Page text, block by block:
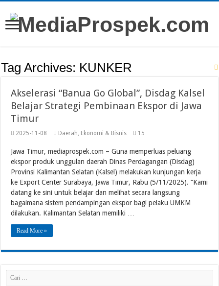
Tag Archives: KUNKER
Akselerasi “Banua Go Global”, Disdag Kalsel
Belajar Strategi Pembinaan Ekspor di Jawa
Timur
2025-11-08 Daerah, Ekonomi & Bisnis 15
Jawa Timur, mediaprospek.com – Guna memperluas peluang
ekspor produk unggulan daerah Dinas Perdagangan (Disdag)
Provinsi Kalimantan Selatan (Kalsel) melakukan kunjungan kerja
ke Export Center Surabaya, Jawa Timur, Rabu (5/11/2025). “Kami
datang ke sini untuk belajar dan melihat secara langsung
bagaimana sistem pendampingan ekspor bagi pelaku UMKM
dilakukan. Kalimantan Selatan memiliki …
Read More »